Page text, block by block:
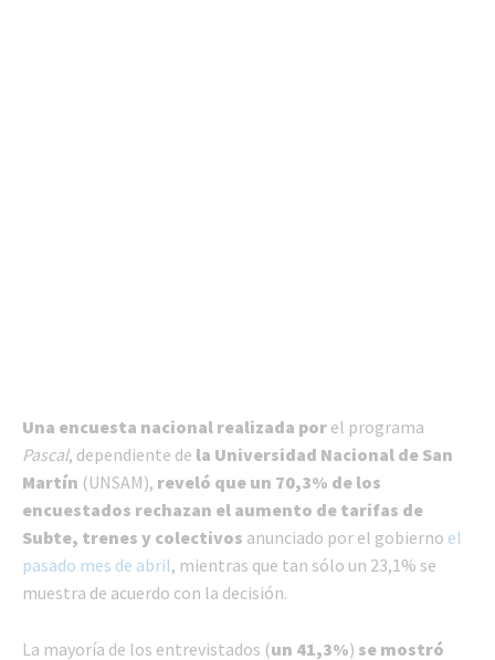
Una encuesta nacional realizada por el programa
Pascal, dependiente de la Universidad Nacional de San
Martín (UNSAM), reveló que un 70,3% de los
encuestados rechazan el aumento de tarifas de
Subte, trenes y colectivos anunciado por el gobierno el
pasado mes de abril, mientras que tan sólo un 23,1% se
muestra de acuerdo con la decisión.
La mayoría de los entrevistados (un 41,3%) se mostró